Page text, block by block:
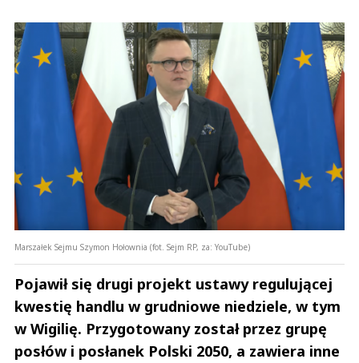
Marszałek Sejmu Szymon Hołownia (fot. Sejm RP, za: YouTube)
Pojawił się drugi projekt ustawy regulującej
kwestię handlu w grudniowe niedziele, w tym
w Wigilię. Przygotowany został przez grupę
posłów i posłanek Polski 2050, a zawiera inne